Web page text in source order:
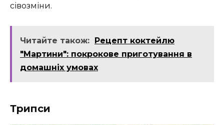
сівозміни.
Читайте також: Рецепт коктейлю
"Мартини": покрокове приготування в
домашніх умовах
Трипси